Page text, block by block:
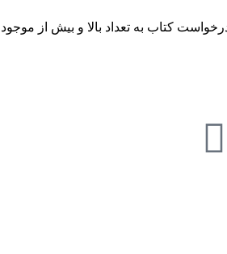
کتاب به تعداد بالا و بیش از